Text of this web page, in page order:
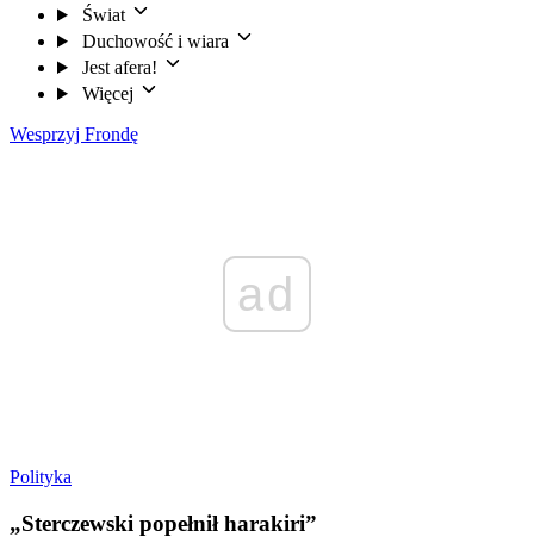
Świat
Duchowość i wiara
Jest afera!
Więcej
Wesprzyj Frondę
ad
Polityka
„Sterczewski popełnił harakiri”